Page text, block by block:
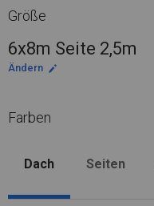
Größe
6x8m Seite 2,5m
Ändern
Farben
Dach Seiten